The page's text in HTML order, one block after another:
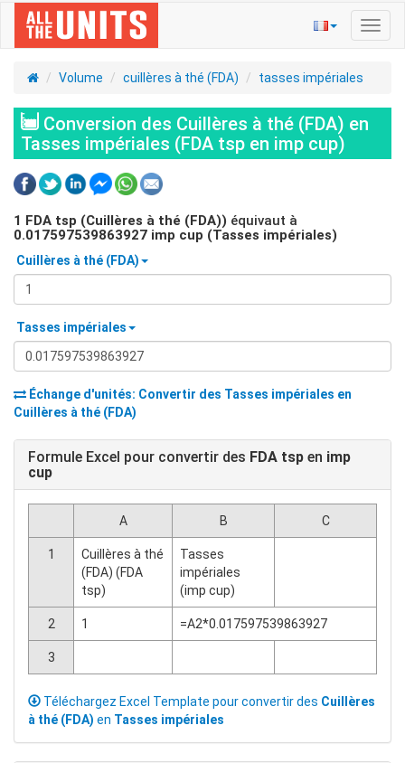
la
Volume
cuillères à thé (FDA) tasses impériales
Conversion des Cuillères à thé (FDA) en
Tasses impériales (FDA tsp en imp cup)
1 FDA tsp (Cuillères à thé (FDA)) équivaut à
0.017597539863927 imp cup (Tasses impériales)
Cuillères à thé (FDA)
Tasses impériales
Échange d'unités: Convertir des Tasses impériales en
Cuillères à thé (FDA)
Formule Excel pour convertir des FDA tsp en imp
cup
A B C
1
Cuillères à thé
(FDA) (FDA
tsp)
Tasses
impériales
(imp cup)
2 1 =A2*0.017597539863927
3
Téléchargez Excel Template pour convertir des Cuillères
à thé (FDA) en Tasses impériales